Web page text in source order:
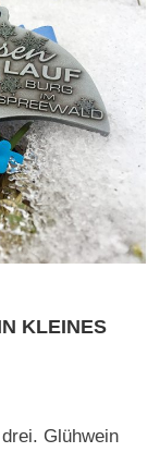
KLEINES
Glühwein